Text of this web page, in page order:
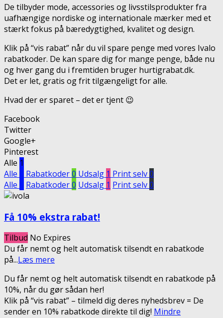
De tilbyder mode, accessories og livsstilsprodukter fra
uafhængige nordiske og internationale mærker med et
stærkt fokus på bæredygtighed, kvalitet og design.
Klik på “vis rabat” når du vil spare penge med vores Ivalo
rabatkoder. De kan spare dig for mange penge, både nu
og hver gang du i fremtiden bruger hurtigrabat.dk.
Det er let, gratis og frit tilgængeligt for alle.
Hvad der er sparet – det er tjent 😉
Facebook
Twitter
Google+
Pinterest
Alle 1
Alle
Rabatkoder0 Udsalg 1 Print selv0
Alle
Rabatkoder0 Udsalg 1 Print selv0
Få 10% ekstra rabat!
Tilbud No Expires
Du får nemt og helt automatisk tilsendt en rabatkode
på...Læs mere
Du får nemt og helt automatisk tilsendt en rabatkode på
10%, når du gør sådan her!
Klik på “vis rabat” – tilmeld dig deres nyhedsbrev = De
sender en 10% rabatkode direkte til dig! Mindre